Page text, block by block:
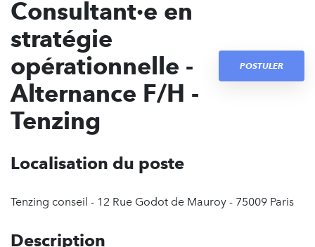
Consultant·e en
stratégie
opérationnelle -
Alternance F/H -
Tenzing
POSTULER
Localisation du poste
Tenzing conseil - 12 Rue Godot de Mauroy - 75009 Paris
Description